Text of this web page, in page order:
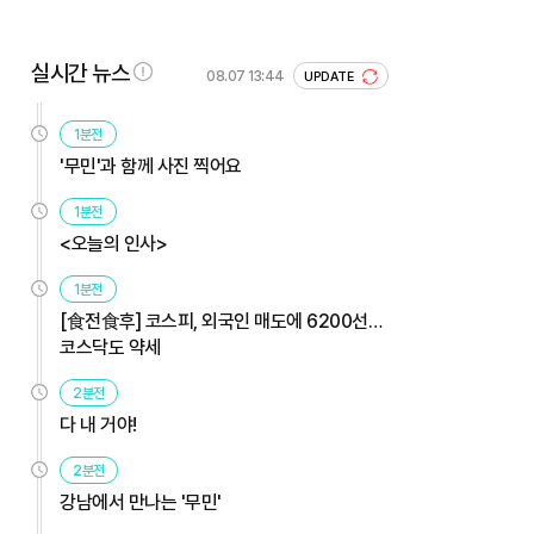
실시간 뉴스 08.07 13:44 UPDATE
1분전
'무민'과 함께 사진 찍어요
1분전
<오늘의 인사>
1분전
[食전食후] 코스피, 외국인 매도에 6200선…
코스닥도 약세
2분전
다 내 거야!
2분전
강남에서 만나는 '무민'